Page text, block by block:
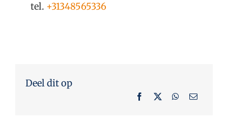
tel. +31348565336
Deel dit op